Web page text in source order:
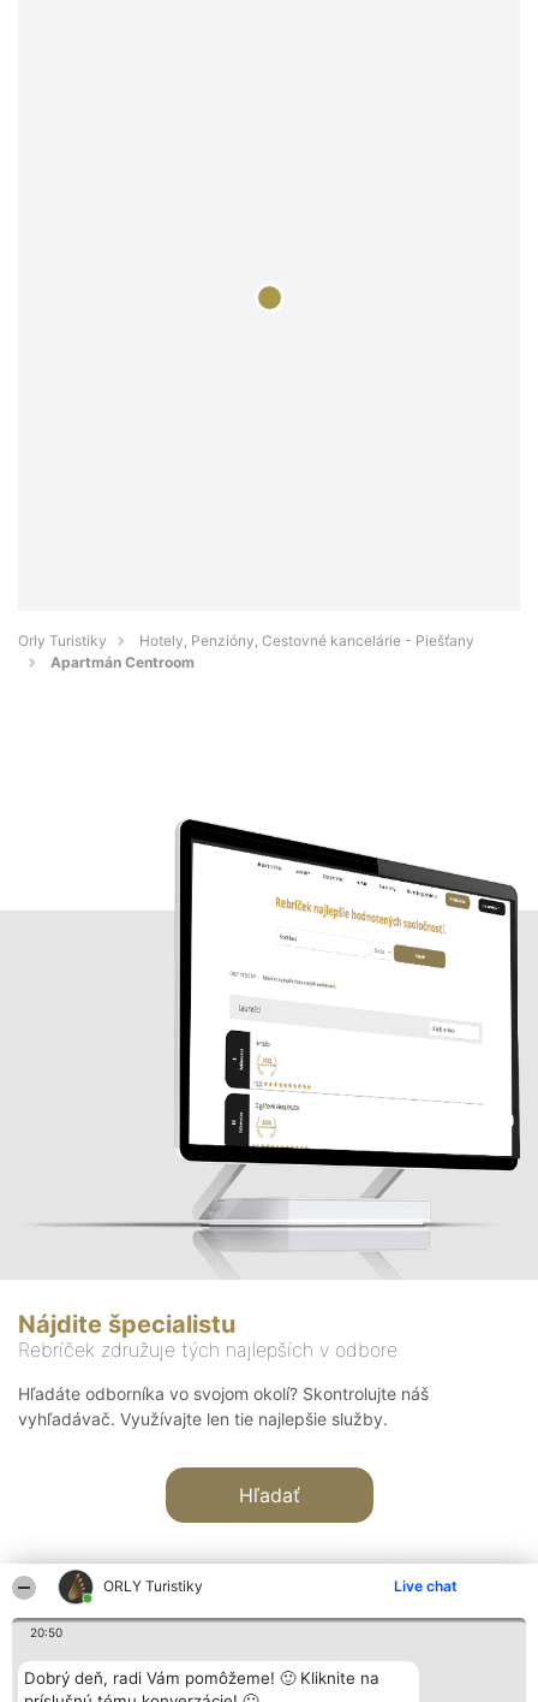
ORLY Turistiky Live chat
20:50
Dobrý deň, radi Vám pomôžeme! 🙂 Kliknite na
Orly Turistiky
Hotely, Penzióny, Cestovné kancelárie - Piešťany
Apartmán Centroom
Nájdite špecialistu
Rebríček združuje tých najlepších v odbore
Hľadáte odborníka vo svojom okolí? Skontrolujte náš
vyhľadávač. Využívajte len tie najlepšie služby.
Hľadať
Organizátor hodnotenia
Bright Side Solutions sp. z o.
Hodnotenie
Laureáti
Kontakt
Kontakt